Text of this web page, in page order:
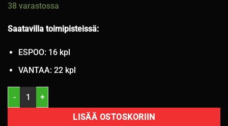
38 varastossa
Saatavilla toimipisteissä:
ESPOO: 16 kpl
VANTAA: 22 kpl
225/55R19 Davanti DX640 99Y B,B 68dB/ kesä määrä
LISÄÄ OSTOSKORIIN